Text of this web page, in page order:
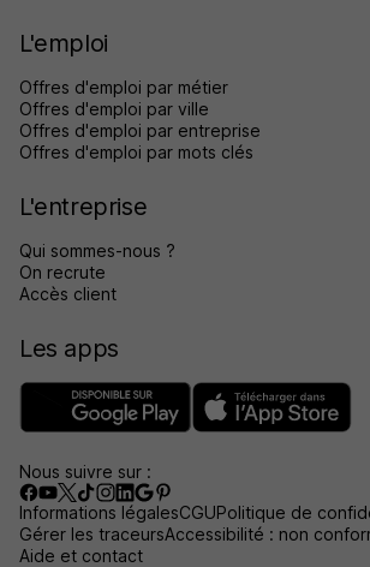
L'emploi
Offres d'emploi par métier
Offres d'emploi par ville
Offres d'emploi par entreprise
Offres d'emploi par mots clés
L'entreprise
Qui sommes-nous ?
On recrute
Accès client
Les apps
Nous suivre sur :
Informations légalesCGUPolitique de
Gérer les traceursAccessibilité : non
Aide et contact